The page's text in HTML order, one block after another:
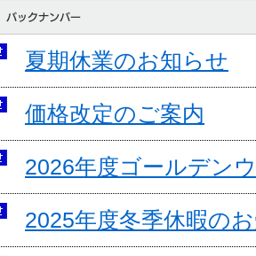
夏期休業のお知らせ
価格改定のご案内
2026年度ゴールデン
2025年度冬季休暇の